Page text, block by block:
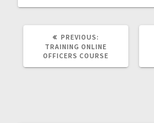
PREVIOUS:
TRAINING ONLINE
OFFICERS COURSE